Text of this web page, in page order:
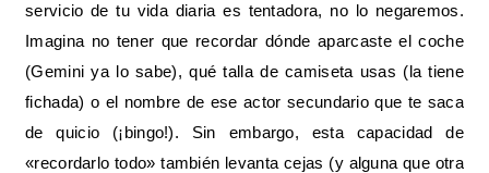
servicio de tu vida diaria es tentadora, no lo negaremos.
Imagina no tener que recordar dónde aparcaste el coche
(Gemini ya lo sabe), qué talla de camiseta usas (la tiene
fichada) o el nombre de ese actor secundario que te saca
de quicio (¡bingo!). Sin embargo, esta capacidad de
«recordarlo todo» también levanta cejas (y alguna que otra